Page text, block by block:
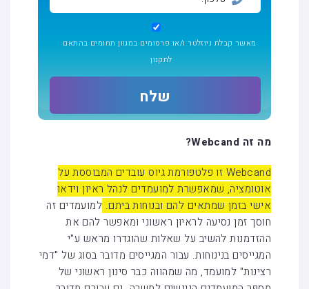
מאשר קבלת ניוזלטר ו/או פרסומים במגוון תחומים בהתאם
לתקנון
מה זה Webcand
?
Webcand זו פלטפורמת גיוס עובדים המבוססת על
אוטומציה, שמאפשרת למועמדים לנהל ראיון וידאו
אישי בזמן שמתאים להם ובנוחות ביתם. למועמדים זה
חוסך זמן נסיעה לראיון ראשוני ומאפשר להם את
ההזדמנות להשיב על שאלות שהוגדרו מראש ע"י
המגייסים בנינוחות. עבור המגייסים מדובר בסוג של "דמי
רצינות" למועמד, מה שמהווה כבר סינון ראשוני של